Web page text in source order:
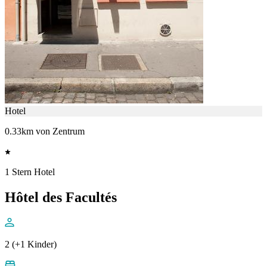
Hotel
0.33km von Zentrum
1 Stern Hotel
Hôtel des Facultés
2 (+1 Kinder)